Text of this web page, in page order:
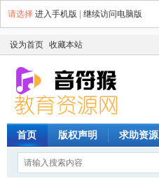
请选择 进入手机版 继续访问电脑版
设为首页 收藏本站
首页 版权声明 求助资源